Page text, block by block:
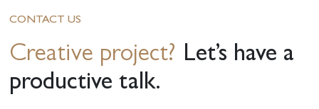
CONTACT US
Creative project? Let’s have a
productive talk.